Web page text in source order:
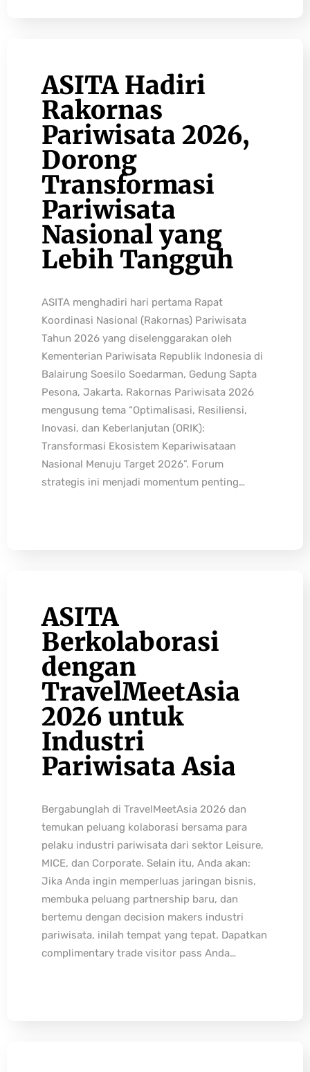
ASITA Hadiri
Rakornas
Pariwisata 2026,
Dorong
Transformasi
Pariwisata
Nasional yang
Lebih Tangguh
ASITA menghadiri hari pertama Rapat
Koordinasi Nasional (Rakornas) Pariwisata
Tahun 2026 yang diselenggarakan oleh
Kementerian Pariwisata Republik Indonesia di
Balairung Soesilo Soedarman, Gedung Sapta
Pesona, Jakarta. Rakornas Pariwisata 2026
mengusung tema “Optimalisasi, Resiliensi,
Inovasi, dan Keberlanjutan (ORIK):
Transformasi Ekosistem Kepariwisataan
Nasional Menuju Target 2026”. Forum
strategis ini menjadi momentum penting…
ASITA
Berkolaborasi
dengan
TravelMeetAsia
2026 untuk
Industri
Pariwisata Asia
Bergabunglah di TravelMeetAsia 2026 dan
temukan peluang kolaborasi bersama para
pelaku industri pariwisata dari sektor Leisure,
MICE, dan Corporate. Selain itu, Anda akan:
Jika Anda ingin memperluas jaringan bisnis,
membuka peluang partnership baru, dan
bertemu dengan decision makers industri
pariwisata, inilah tempat yang tepat. Dapatkan
complimentary trade visitor pass Anda…